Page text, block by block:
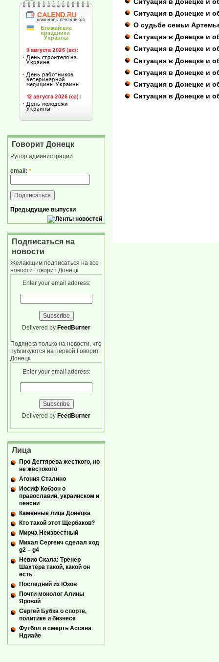
Ситуация в Донецке и
О судьбе семьи
Ситуация в Донецке и
Ситуация в Донецке и
Ситуация в Донецке и
Ситуация в Донецке и
Ситуация в Донецке и
Ситуация в Донецке и
Говорит Донецк
Рупор администрации
email: *
Предыдущие выпуски
Подписаться на
новости
Желающим подписаться на все
новости Говорит Донецк
Enter your email address:
Delivered by FeedBurner
Подписка только на новости, что
публикуются на первой Говорит
Донецк
Enter your email address:
Delivered by FeedBurner
Лица
Про Дегтярева жесткого, но
не жестокого
Агония Сталино
Иосиф Кобзон о
православии, украинском и
пенсии
Каменные лица Донецка
Кто такой этот Щербаков?
Мирча Неизвестный
Михал Сергеич сделал ход
g2 – g4
Невио Скала: Тренер
Шахтёра такой, какой он
есть
Последний из Юзов
Почти монолог Алины
Яровой
Сергей Бубка о спорте,
политике и бизнесе
Футбол и смерть Ассана
Ндиайе